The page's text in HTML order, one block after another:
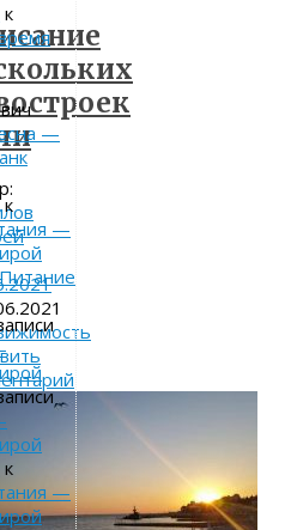
к
—
к
—
Питание
к
—